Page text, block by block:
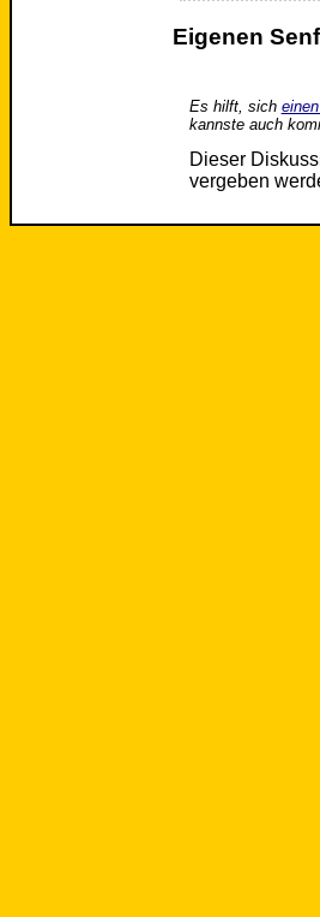
Eigenen
Es hilft, sich
kannste auch
Dieser
vergeben